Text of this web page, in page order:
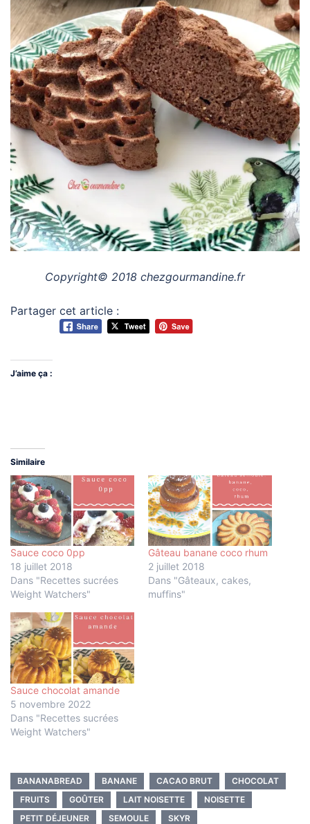
Copyright© 2018 chezgourmandine.fr
Partager cet article :
J’aime ça :
Similaire
Sauce coco 0pp
18 juillet 2018
Dans "Recettes sucrées
Weight Watchers"
Gâteau banane coco rhum
2 juillet 2018
Dans "Gâteaux, cakes,
muffins"
Sauce chocolat amande
5 novembre 2022
Dans "Recettes sucrées
Weight Watchers"
BANANABREAD BANANE CACAO BRUT
CHOCOLAT
FRUITS
GOÛTER LAIT NOISETTE
NOISETTE
PETIT DÉJEUNER
SEMOULE
SKYR